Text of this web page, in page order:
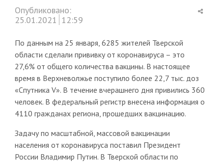
Опубликовано:
25.01.2021 12:59
По данным на 25 января, 6285 жителей Тверской
области сделали прививку от коронавируса – это
27,6% от общего количества вакцины. В настоящее
время в Верхневолжье поступило более 22,7 тыс. доз
«Спутника V». В течение вчерашнего дня привились 360
человек. В федеральный регистр внесена информация о
4110 гражданах региона, прошедших вакцинацию.
Задачу по масштабной, массовой вакцинации
населения от коронавируса поставил Президент
России Владимир Путин. В Тверской области по